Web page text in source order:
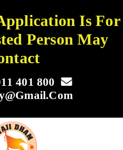
Is For
Person May
401 800